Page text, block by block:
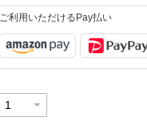
ご利用いただけるPay払い